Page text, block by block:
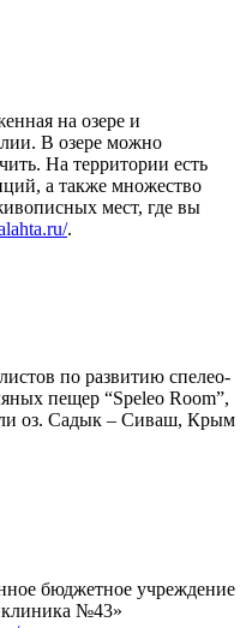
на озере и
В озере можно
На территории есть
а также множество
мест, где вы
.
по развитию спелео-
пещер “Speleo Room”,
оз. Садык – Сиваш, Крым
бюджетное учреждение
№43»